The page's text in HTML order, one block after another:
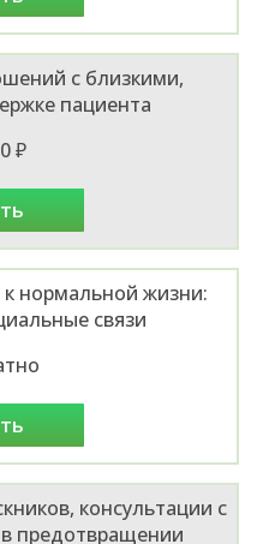
с близкими,
пациента
₽
нормальной жизни:
связи
консультации с
предотвращении